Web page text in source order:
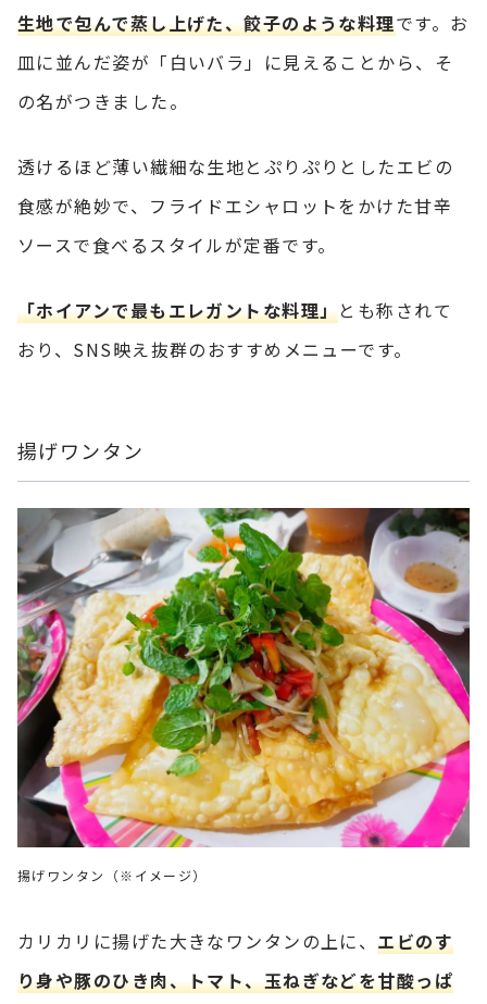
生地で包んで蒸し上げた、餃子のような料理です。お
皿に並んだ姿が「白いバラ」に見えることから、そ
の名がつきました。
透けるほど薄い繊細な生地とぷりぷりとしたエビの
食感が絶妙で、フライドエシャロットをかけた甘辛
ソースで食べるスタイルが定番です。
「ホイアンで最もエレガントな料理」とも称されて
おり、SNS映え抜群のおすすめメニューです。
揚げワンタン
揚げワンタン（※イメージ）
カリカリに揚げた大きなワンタンの上に、エビのす
り身や豚のひき肉、トマト、玉ねぎなどを甘酸っぱ